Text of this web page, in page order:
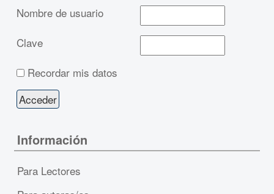
Nombre de usuario
Clave
Recordar mis datos
Información
Para Lectores